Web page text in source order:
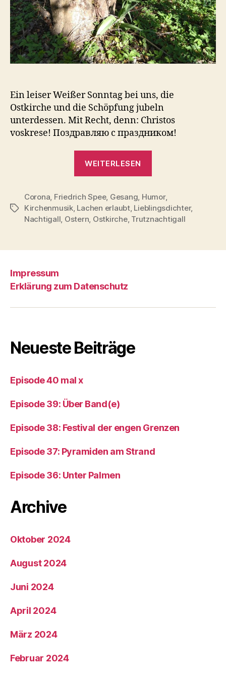
Ein leiser Weißer Sonntag bei uns, die
Ostkirche und die Schöpfung jubeln
unterdessen. Mit Recht, denn: Christos
voskrese! Поздравляю с праздником!
WEITERLESEN
8:
Ex
oriente
Schlagwörter
Corona, Friedrich Spee, Gesang, Humor,
Kirchenmusik, Lachen erlaubt, Lieblingsdichter,
Nachtigall, Ostern, Ostkirche, Trutznachtigall
Impressum
Erklärung zum Datenschutz
Neueste Beiträge
Episode 40 mal x
Episode 39: Über Band(e)
Episode 38: Festival der engen Grenzen
Episode 37: Pyramiden am Strand
Episode 36: Unter Palmen
Archive
Oktober 2024
August 2024
Juni 2024
April 2024
März 2024
Februar 2024